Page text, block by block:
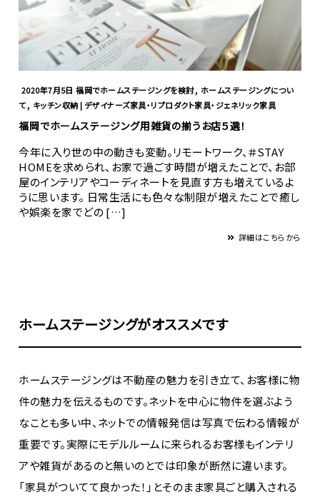
2020年7月5日 福岡でホームステージングを検討, ホームステージングについ
て, キッチン収納 | デザイナーズ家具・リプロダクト家具・ジェネリック家具
福岡でホームステージング用雑貨の揃うお店５選！
今年に入り世の中の動きも変動。リモートワーク、＃STAY
HOMEを求められ、お家で過ごす時間が増えたことで、お部
屋のインテリアやコーディネートを見直す方も増えているよ
うに思います。 日常生活にも色々な制限が増えたことで癒し
や娯楽を家でどの […]
詳細はこちらから
ホームステージングがオススメです
ホームステージングは不動産の魅力を引き立て、お客様に物
件の魅力を伝えるものです。ネットを中心に物件を選ぶよう
なことも多い中、ネットでの情報発信は写真で伝わる情報が
重要です。実際にモデルルームに来られるお客様もインテリ
アや雑貨があるのと無いのとでは印象が断然に違います。
「家具がついてて良かった！」とそのまま家具ごと購入される